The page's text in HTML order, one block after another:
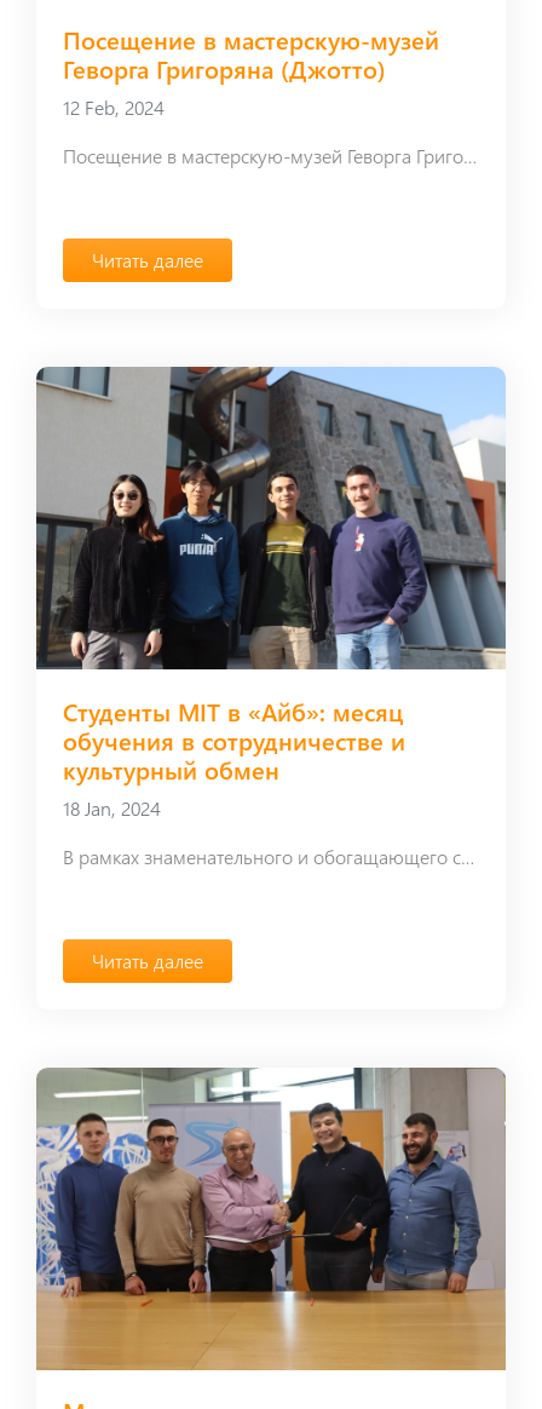
Посещение в мастерскую-музей
Геворга Григоряна (Джотто)
12 Feb, 2024
Посещение в мастерскую-музей Геворга Григоряна (Джотто)
Читать далее
Студенты MIT в «Айб»: месяц
обучения в сотрудничестве и
культурный обмен
18 Jan, 2024
В рамках знаменательного и обогащающего сотрудничества, которое в целом присуще...
Читать далее